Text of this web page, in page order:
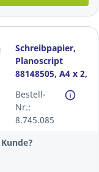
Schreibpapier,
Planoscript
88148505, A4 x 2,
90g. Pack à 250
Bestell-
Nr.:
8.745.085